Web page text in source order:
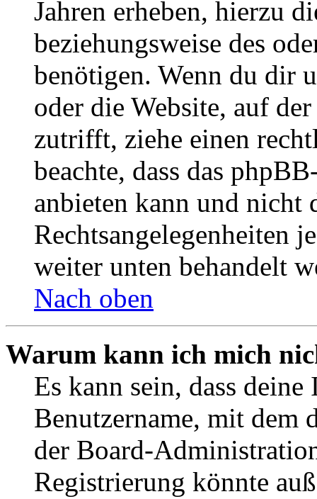
Jahren erheben, hierzu
beziehungsweise des
benötigen. Wenn du dir
oder die Website, auf
zutrifft, ziehe einen
beachte, dass das
anbieten kann und nicht
Rechtsangelegenheiten
weiter unten behandelt
Nach oben
Warum kann ich mich
Es kann sein, dass
Benutzername, mit dem
der Board-
Registrierung könnte